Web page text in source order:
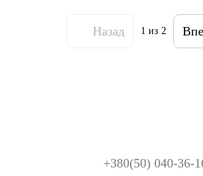
Назад 1 из 2
+380(50) 040-36-